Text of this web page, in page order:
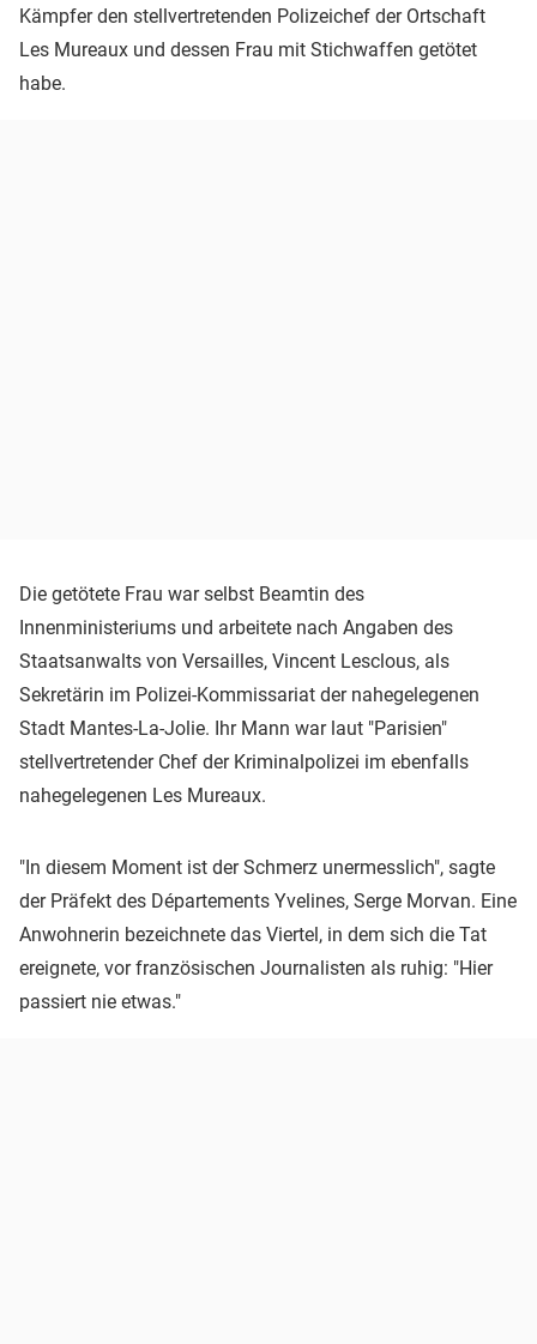
Kämpfer den stellvertretenden Polizeichef der Ortschaft
Les Mureaux und dessen Frau mit Stichwaffen getötet
habe.
Die getötete Frau war selbst Beamtin des
Innenministeriums und arbeitete nach Angaben des
Staatsanwalts von Versailles, Vincent Lesclous, als
Sekretärin im Polizei-Kommissariat der nahegelegenen
Stadt Mantes-La-Jolie. Ihr Mann war laut "Parisien"
stellvertretender Chef der Kriminalpolizei im ebenfalls
nahegelegenen Les Mureaux.
"In diesem Moment ist der Schmerz unermesslich", sagte
der Präfekt des Départements Yvelines, Serge Morvan. Eine
Anwohnerin bezeichnete das Viertel, in dem sich die Tat
ereignete, vor französischen Journalisten als ruhig: "Hier
passiert nie etwas."